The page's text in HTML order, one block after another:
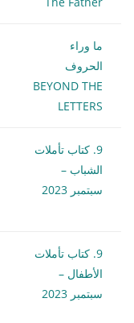
ما وراء
الحروف
BEYOND THE
LETTERS
9. كتاب تأملات
الشباب –
سبتمبر 2023
9. كتاب تأملات
الأطفال –
سبتمبر 2023